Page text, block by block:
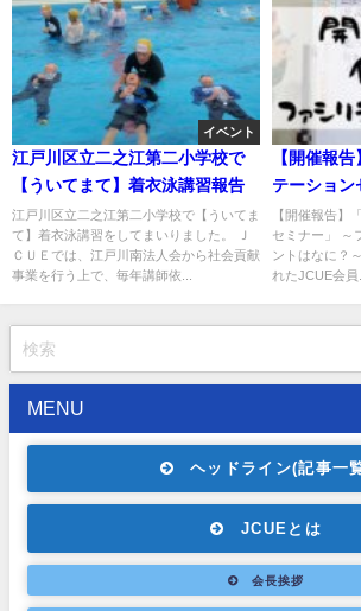
イベント
江戸川区立二之江第二小学校で
【ういてまて】着衣泳講習報告
江戸川区立二之江第二小学校で【ういてま
て】着衣泳講習をしてまいりました。 Ｊ
ＣＵＥでは、江戸川南法人会から社会貢献
事業を行う上で、毎年講師依...
【開催報
テーション
【開催報告】
セミナー」 ～
ントはなに？
れたJCUE会員...
MENU
ヘッドライン(記事一
JCUEとは
会長挨拶